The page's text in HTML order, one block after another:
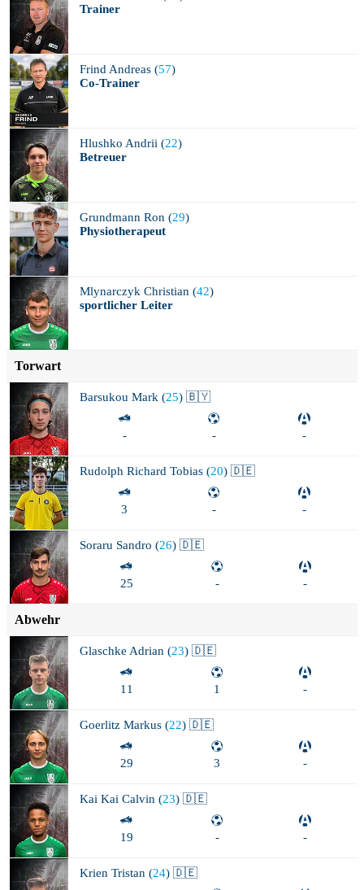
Trainer
Frind Andreas (57)
Co-Trainer
Hlushko Andrii (22)
Betreuer
Grundmann Ron (29)
Physiotherapeut
Mlynarczyk Christian (42)
sportlicher Leiter
Torwart
Barsukou Mark (25) 🇧🇾
- - -
Rudolph Richard Tobias (20) 🇩🇪
3 - -
Soraru Sandro (26) 🇩🇪
25 - -
Abwehr
Glaschke Adrian (23) 🇩🇪
11 1 -
Goerlitz Markus (22) 🇩🇪
29 3 -
Kai Kai Calvin (23) 🇩🇪
19 - -
Krien Tristan (24) 🇩🇪